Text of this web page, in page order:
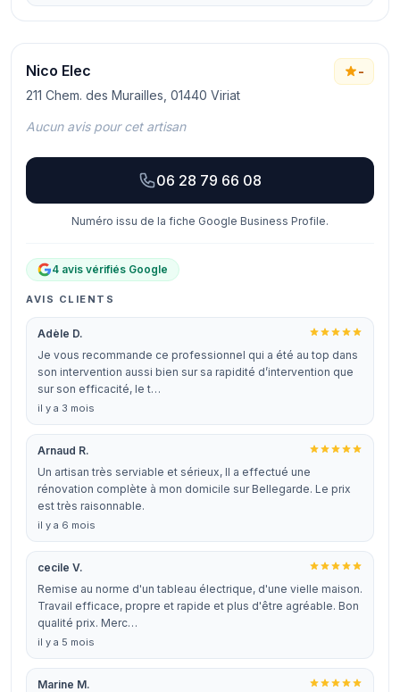
Nico Elec
211 Chem. des Murailles, 01440 Viriat
-
Aucun avis pour cet artisan
06 28 79 66 08
Numéro issu de la fiche Google Business Profile.
4 avis vérifiés Google
AVIS CLIENTS
Adèle D.
Je vous recommande ce professionnel qui a été au top dans
son intervention aussi bien sur sa rapidité d’intervention que
sur son efficacité, le t…
il y a 3 mois
Arnaud R.
Un artisan très serviable et sérieux, Il a effectué une
rénovation complète à mon domicile sur Bellegarde. Le prix
est très raisonnable.
il y a 6 mois
cecile V.
Remise au norme d'un tableau électrique, d'une vielle maison.
Travail efficace, propre et rapide et plus d'être agréable. Bon
qualité prix. Merc…
il y a 5 mois
Marine M.